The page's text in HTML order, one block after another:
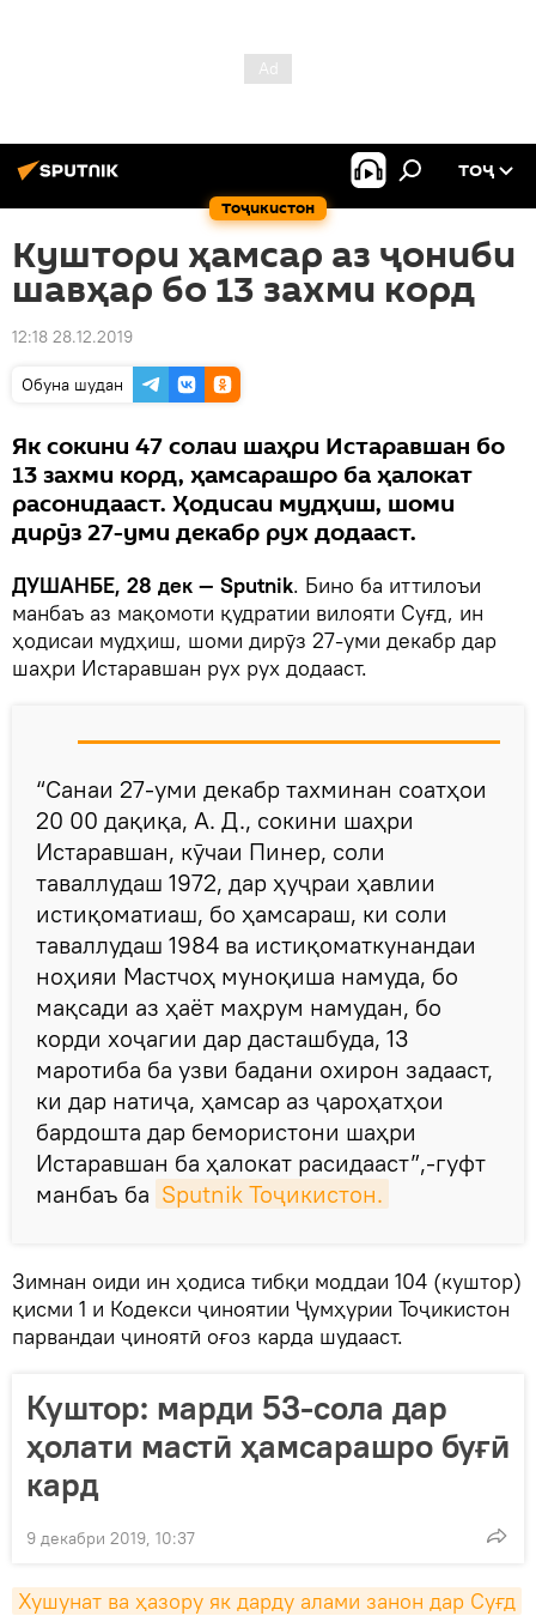
Тоҷикистон
ТОҶ
Куштори ҳамсар аз ҷониби
шавҳар бо 13 захми корд
12:18 28.12.2019
Обуна шудан
Як сокини 47 солаи шаҳри Истаравшан бо
13 захми корд, ҳамсарашро ба ҳалокат
расонидааст. Ҳодисаи мудҳиш, шоми
дирӯз 27-уми декабр рух додааст.
ДУШАНБЕ, 28 дек — Sputnik. Бино ба иттилоъи
манбаъ аз мақомоти қудратии вилояти Суғд, ин
ҳодисаи мудҳиш, шоми дирӯз 27-уми декабр дар
шаҳри Истаравшан рух рух додааст.
“Санаи 27-уми декабр тахминан соатҳои
20 00 дақиқа, А. Д., сокини шаҳри
Истаравшан, кӯчаи Пинер, соли
таваллудаш 1972, дар ҳуҷраи ҳавлии
истиқоматиаш, бо ҳамсараш, ки соли
таваллудаш 1984 ва истиқоматкунандаи
ноҳияи Мастчоҳ муноқиша намуда, бо
мақсади аз ҳаёт маҳрум намудан, бо
корди хоҷагии дар дасташбуда, 13
маротиба ба узви бадани охирон задааст,
ки дар натиҷа, ҳамсар аз ҷароҳатҳои
бардошта дар бемористони шаҳри
Истаравшан ба ҳалокат расидааст”,-гуфт
манбаъ ба Sputnik Тоҷикистон.
Зимнан оиди ин ҳодиса тибқи моддаи 104 (куштор)
қисми 1 и Кодекси ҷиноятии Ҷумҳурии Тоҷикистон
парвандаи ҷиноятӣ оғоз карда шудааст.
Куштор: марди 53-сола дар
ҳолати мастӣ ҳамсарашро буғӣ
кард
9 декабри 2019, 10:37
Хушунат ва ҳазору як дарду алами занон дар Суғд